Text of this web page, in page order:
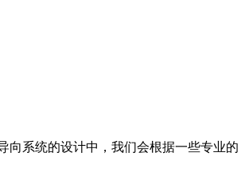
向系统的设计中，我们会根据一些专业的